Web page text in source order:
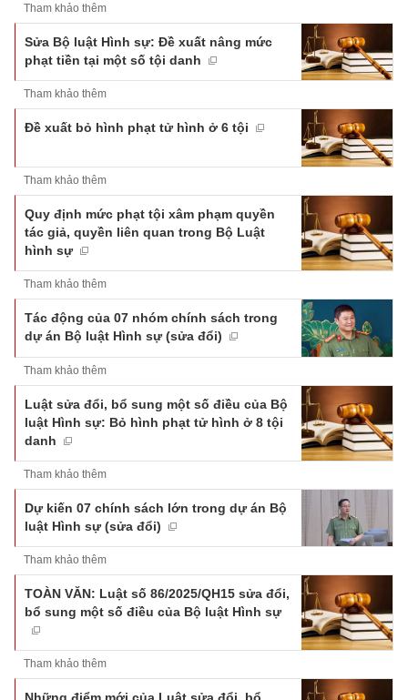
Tham khảo thêm
Sửa Bộ luật Hình sự: Đề xuất nâng mức
phạt tiền tại một số tội danh
Tham khảo thêm
Đề xuất bỏ hình phạt tử hình ở 6 tội
Tham khảo thêm
Quy định mức phạt tội xâm phạm quyền
tác giả, quyền liên quan trong Bộ Luật
hình sự
Tham khảo thêm
Tác động của 07 nhóm chính sách trong
dự án Bộ luật Hình sự (sửa đổi)
Tham khảo thêm
Luật sửa đổi, bổ sung một số điều của Bộ
luật Hình sự: Bỏ hình phạt tử hình ở 8 tội
danh
Tham khảo thêm
Dự kiến 07 chính sách lớn trong dự án Bộ
luật Hình sự (sửa đổi)
Tham khảo thêm
TOÀN VĂN: Luật số 86/2025/QH15 sửa đổi,
bổ sung một số điều của Bộ luật Hình sự
Tham khảo thêm